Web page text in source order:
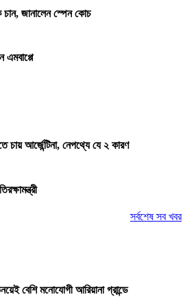
চান, জানালেন স্পেন কোচ
এমবাপ্পে
চায় আর্জেন্টিনা, নেপথ্যে যে ২ কারণ
সর্বশেষ সব খবর
বেশি মনোযোগী আরিয়ানা গ্রান্ডে